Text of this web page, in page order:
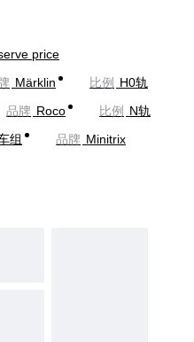
price
Märklin 比例
H0轨
品牌 Roco 比例
N轨
组 品牌 Minitrix